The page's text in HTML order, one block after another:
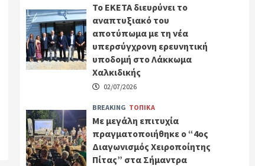
Το ΕΚΕΤΑ διευρύνει το
αναπτυξιακό του
αποτύπωμα με τη νέα
υπερσύγχρονη ερευνητική
υποδομή στο Λάκκωμα
Χαλκιδικής
02/07/2026
BREAKING ΤΟΠΙΚΑ
Με μεγάλη επιτυχία
πραγματοποιήθηκε ο “4ος
Διαγωνισμός Χειροποίητης
Πίτας” στα Σήμαντρα